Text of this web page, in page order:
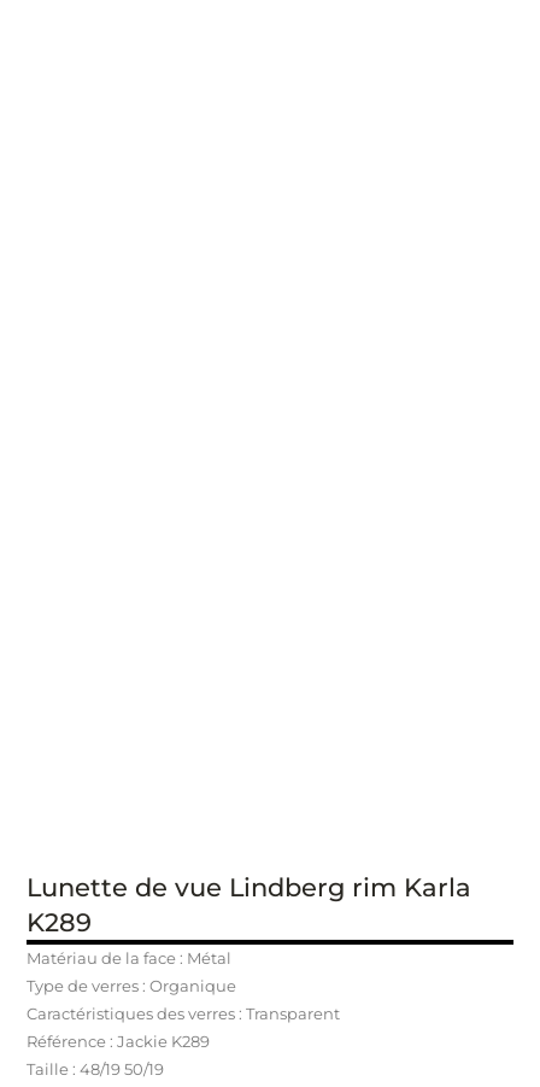
Lunette de vue Lindberg rim Karla
K289
Matériau de la face : Métal
Type de verres : Organique
Caractéristiques des verres : Transparent
Référence : Jackie K289
Taille : 48/19 50/19